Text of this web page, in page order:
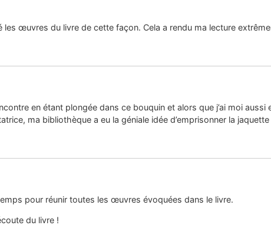
les œuvres du livre de cette façon. Cela a rendu ma lecture
en étant plongée dans ce bouquin et alors que j’ai moi aussi
ma bibliothèque a eu la géniale idée d’emprisonner la
pour réunir toutes les œuvres évoquées dans le livre.
du livre !